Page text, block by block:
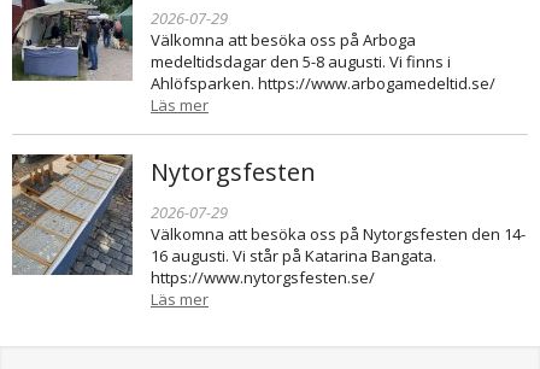
2026-07-29
Välkomna att besöka oss på Arboga
medeltidsdagar den 5-8 augusti. Vi finns i
Ahlöfsparken. https://www.arbogamedeltid.se/
Läs mer
Nytorgsfesten
2026-07-29
Välkomna att besöka oss på Nytorgsfesten den 14-
16 augusti. Vi står på Katarina Bangata.
https://www.nytorgsfesten.se/
Läs mer